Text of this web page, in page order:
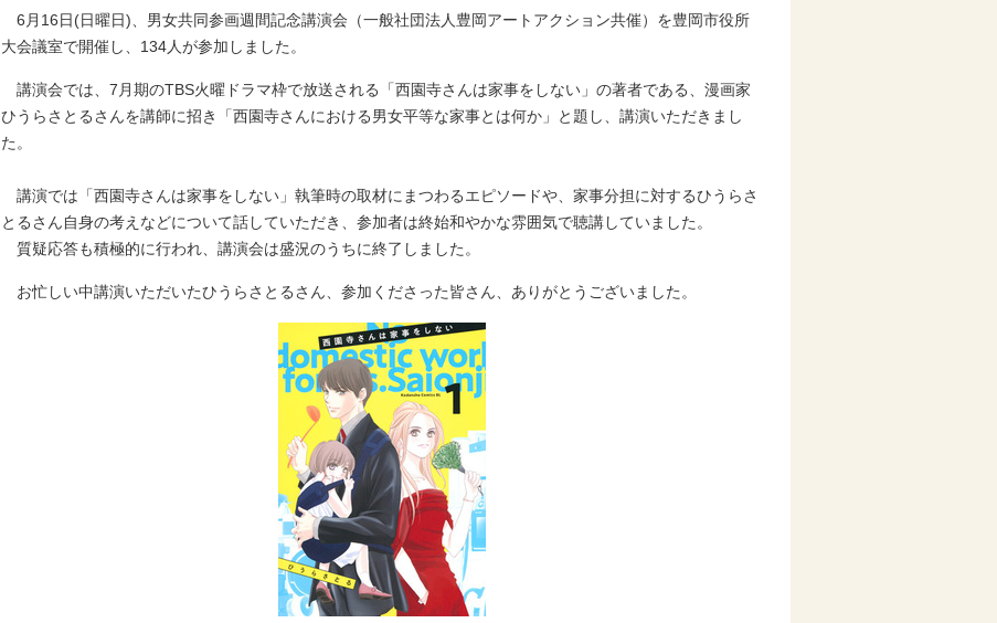
6月16日(日曜日)、男女共同参画週間記念講演会（一般社団法人豊岡アートアクション共催）を豊岡市役所
大会議室で開催し、134人が参加しました。
講演会では、7月期のTBS火曜ドラマ枠で放送される「西園寺さんは家事をしない」の著者である、漫画家
ひうらさとるさんを講師に招き「西園寺さんにおける男女平等な家事とは何か」と題し、講演いただきまし
た。
講演では「西園寺さんは家事をしない」執筆時の取材にまつわるエピソードや、家事分担に対するひうらさ
とるさん自身の考えなどについて話していただき、参加者は終始和やかな雰囲気で聴講していました。
質疑応答も積極的に行われ、講演会は盛況のうちに終了しました。
お忙しい中講演いただいたひうらさとるさん、参加くださった皆さん、ありがとうございました。